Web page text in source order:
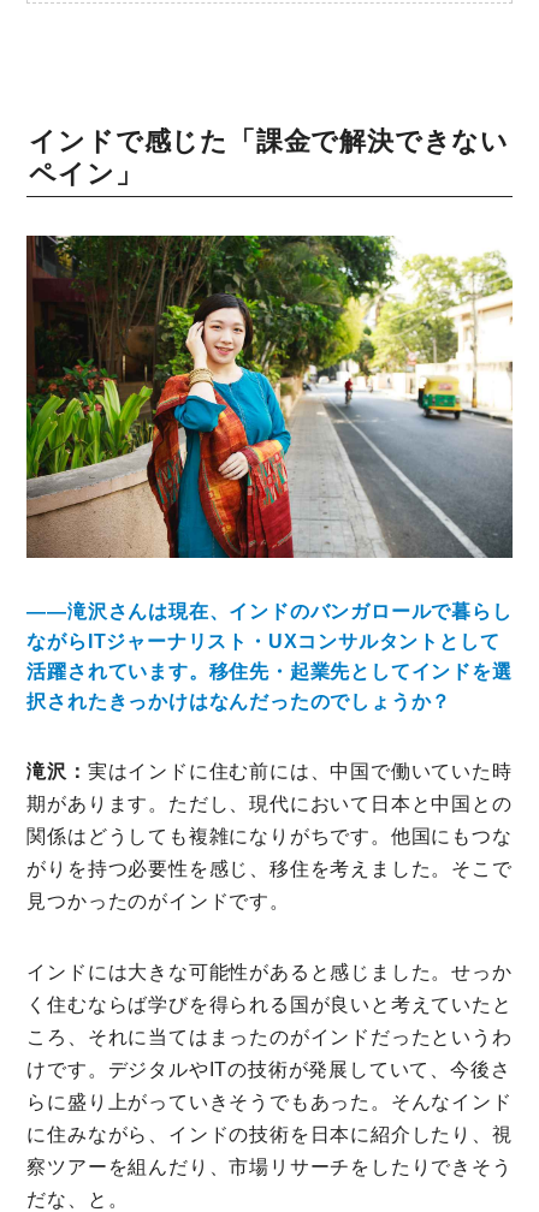
インドで感じた「課金で解決できない
ペイン」
――滝沢さんは現在、インドのバンガロールで暮らし
ながらITジャーナリスト・UXコンサルタントとして
活躍されています。移住先・起業先としてインドを選
択されたきっかけはなんだったのでしょうか？
滝沢： 実はインドに住む前には、中国で働いていた時
期があります。ただし、現代において日本と中国との
関係はどうしても複雑になりがちです。他国にもつな
がりを持つ必要性を感じ、移住を考えました。そこで
見つかったのがインドです。
インドには大きな可能性があると感じました。せっか
く住むならば学びを得られる国が良いと考えていたと
ころ、それに当てはまったのがインドだったというわ
けです。デジタルやITの技術が発展していて、今後さ
らに盛り上がっていきそうでもあった。そんなインド
に住みながら、インドの技術を日本に紹介したり、視
察ツアーを組んだり、市場リサーチをしたりできそう
だな、と。